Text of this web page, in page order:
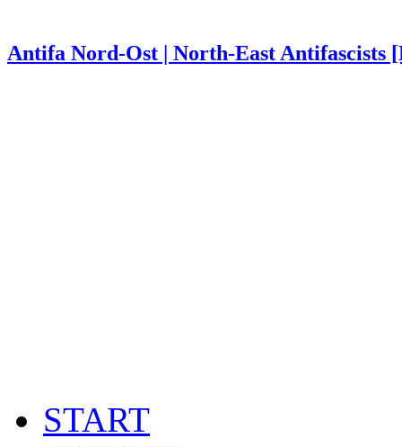
Antifa Nord-Ost | North-East Antifascists
START